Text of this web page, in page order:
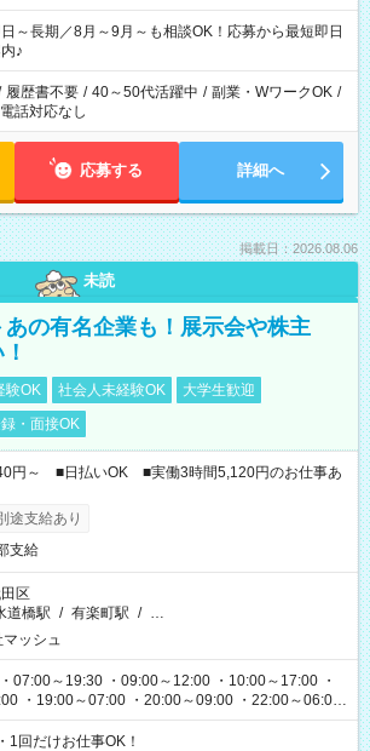
在宅/財団法人/事務/コールセンター/受付/販売/カフェ
イーツ販売/ホテルフロント/化粧品販売/など 様々な
して活躍されています♪
～長期／8月～9月～も相談OK！応募から最短即日
♪
履歴書不要 / 40～50代活躍中 / 副業・WワークOK /
電話対応なし
応募する 詳細へ
掲載日：2026.08.06
未読
あの有名企業も！展示会や株主
験OK 社会人未経験OK
大学生歓迎
・面接OK
円～ ■日払いOK ■実働3時間5,120円のお仕事あ
途支給あり
支給
区
道橋駅 / 有楽町駅 / …
ッシュ
07:00～19:30 ・09:00～12:00 ・10:00～17:00 ・
・19:00～07:00 ・20:00～09:00 ・22:00～06:00
紹介！ ※シフトは
1回だけお仕事OK！